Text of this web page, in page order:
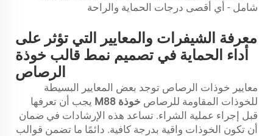
شامل - أي أقصى درجات الحماية والراحة
معرفة الشيفرات والمعايير التي تؤثر على
أداء الحماية في تصميم نمط قالب خوذة
الرصاص
معايير خوذات الرصاص توجد بعض المعايير البسيطة
للخوذات المقاومة للرصاص خوذة M88
يجب أن تعرفها
قبل إجراء عملية الشراء. تساعد هذه الإرشادات في ضمان
أن تكون الخوذات واقية بدرجة كافية. دائمًا ما تضمن قوالب